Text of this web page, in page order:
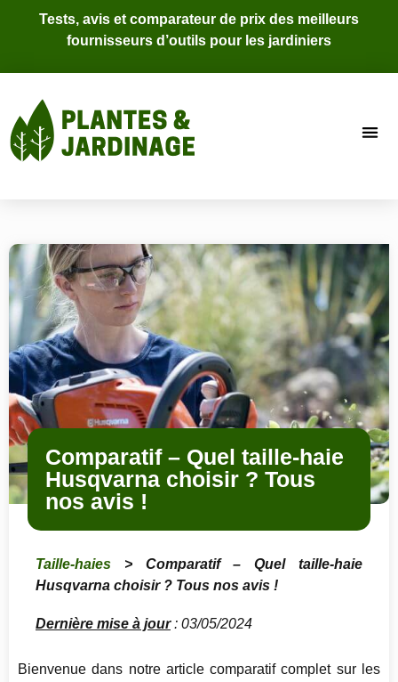
Tests, avis et comparateur de prix des meilleurs
fournisseurs d’outils pour les jardiniers
Comparatif – Quel taille-haie
Husqvarna choisir ? Tous
nos avis !
Taille-haies > Comparatif – Quel taille-haie
Husqvarna choisir ? Tous nos avis !
Dernière mise à jour: 03/05/2024
Bienvenue dans notre article comparatif complet sur les